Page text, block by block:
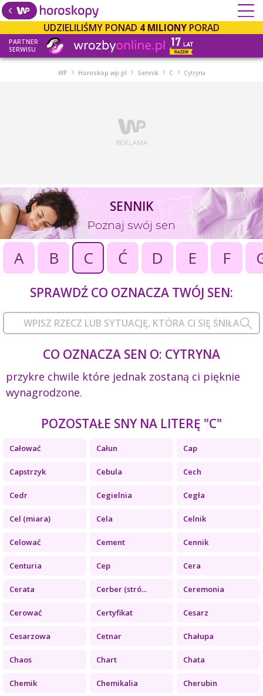
UDZIELILIŚMY PONAD 4 MILIONY PORAD
PARTNER
SERWISU
WP Horoskop.wp.pl Sennik C Cytryna
SENNIK
Poznaj swój sen
A B C Ć D E F
SPRAWDŹ CO OZNACZA TWÓJ SEN:
CO OZNACZA SEN O: CYTRYNA
przykre chwile które jednak zostaną ci pięknie
wynagrodzone.
POZOSTAŁE SNY NA LITERĘ "C"
Całować Całun Cap
Capstrzyk Cebula Cech
Cedr Cegielnia Cegła
Cel (miara) Cela Celnik
Celować Cement Cennik
Centuria Cep Cera
Cerata Cerber (stró... Ceremonia
Cerować Certyfikat Cesarz
Cesarzowa Cetnar Chałupa
Chaos Chart Chata
Chemik Chemikalia Cherubin